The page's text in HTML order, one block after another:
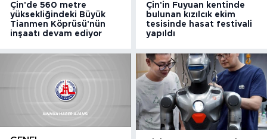
Çin'de 560 metre
yüksekliğindeki Büyük
Tianmen Köprüsü'nün
inşaatı devam ediyor
Çin'in Fuyuan kentinde
bulunan kızılcık ekim
tesisinde hasat festivali
yapıldı